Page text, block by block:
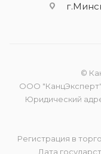
©
ООО
Юридический
Регистрация в
Дата